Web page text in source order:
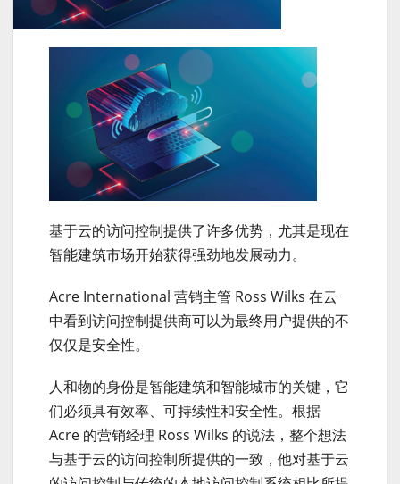
基于云的访问控制提供了许多优势，尤其是现在
智能建筑市场开始获得强劲地发展动力。
Acre International 营销主管 Ross Wilks 在云
中看到访问控制提供商可以为最终用户提供的不
仅仅是安全性。
人和物的身份是智能建筑和智能城市的关键，它
们必须具有效率、可持续性和安全性。根据
Acre 的营销经理 Ross Wilks 的说法，整个想法
与基于云的访问控制所提供的一致，他对基于云